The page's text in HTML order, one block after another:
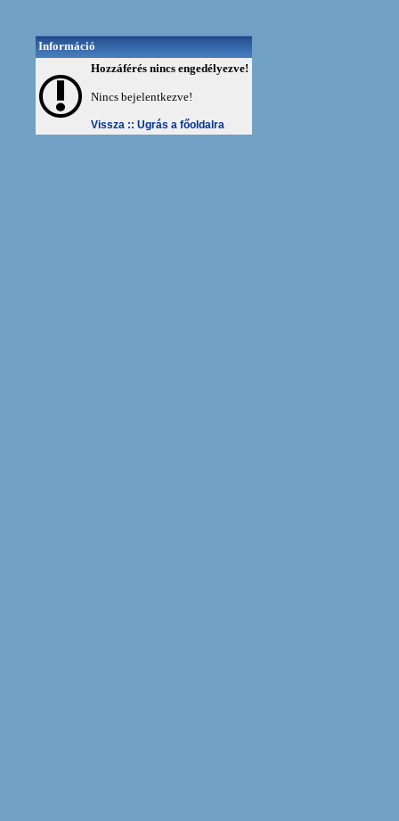
Információ
Hozzáférés nincs engedélyezve!
Nincs bejelentkezve!
Vissza :: Ugrás a főoldalra